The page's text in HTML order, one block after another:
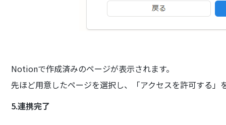
Notionで作成済みのページが表示されます。
先ほど用意したページを選択し、「アクセスを許可する」
5.連携完了